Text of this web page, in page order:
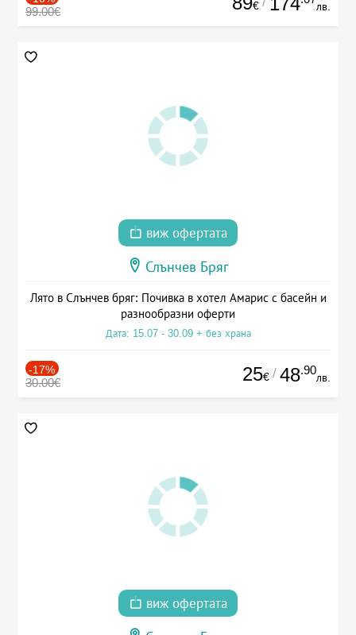
99.00€ € лв.
виж офертата
Слънчев Бряг
Лято в Слънчев бряг: Почивка в хотел Амарис с басейн и
разнообразни оферти
Дата: 15.07 - 30.09 + без храна
-17%
30.00€ 25€ / 48.90
лв.
виж офертата